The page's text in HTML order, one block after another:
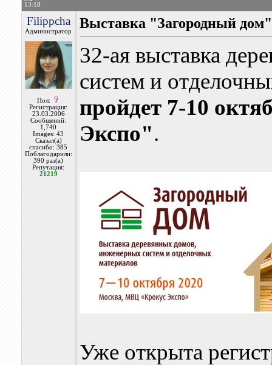
13:18
Filippcha
Администратор
Пол:
Регистрация:
23.03.2006
Сообщений:
1,740
Images:43
Сказал(а)
спасибо: 385
Поблагодарили:
390 раз(а)
Репутация:
21219
Выставка "Загородный дом"
32-ая выставка
систем и
пройдет 7-10
Экспо".
Уже открыта